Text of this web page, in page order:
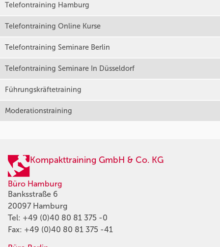
Telefontraining Hamburg
Telefontraining Online Kurse
Telefontraining Seminare Berlin
Telefontraining Seminare In Düsseldorf
Führungskräftetraining
Moderationstraining
Kompakttraining GmbH & Co. KG
Büro Hamburg
Banksstraße 6
20097 Hamburg
Tel: +49 (0)40 80 81 375 -0
Fax: +49 (0)40 80 81 375 -41